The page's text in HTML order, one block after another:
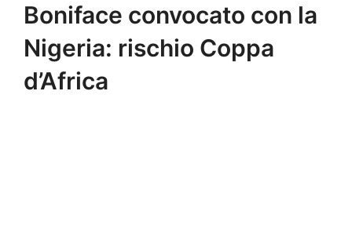
Boniface convocato con la
Nigeria: rischio Coppa
d’Africa